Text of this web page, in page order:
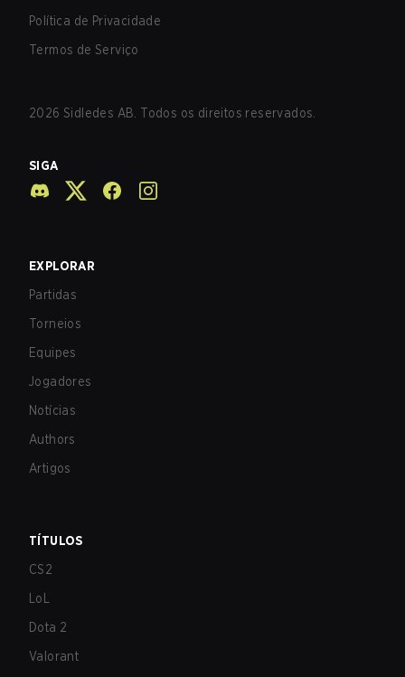
Política de Privacidade
Termos de Serviço
2026 Sidledes AB. Todos os direitos reservados.
SIGA
EXPLORAR
Partidas
Torneios
Equipes
Jogadores
Notícias
Authors
Artigos
TÍTULOS
CS2
LoL
Dota 2
Valorant